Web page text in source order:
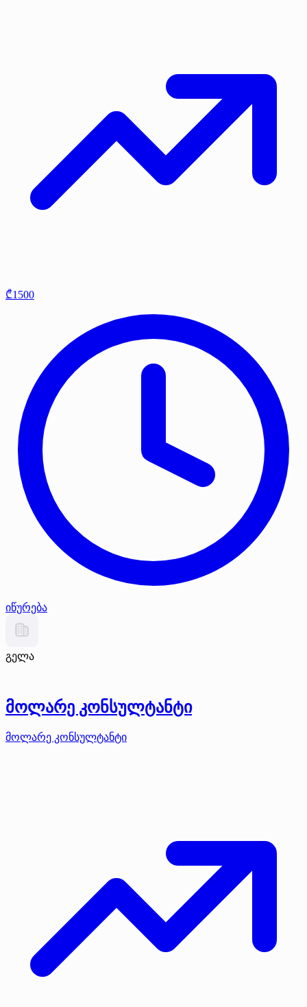
₾1500
იწურება
გელა
მოლარე კონსულტანტი
მოლარე კონსულტანტი